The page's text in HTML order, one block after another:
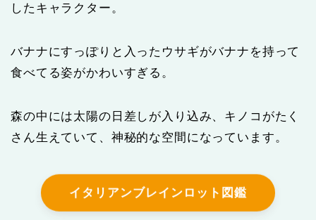
したキャラクター。
バナナにすっぽりと入ったウサギがバナナを持って
食べてる姿がかわいすぎる。
森の中には太陽の日差しが入り込み、キノコがたく
さん生えていて、神秘的な空間になっています。
イタリアンブレインロット図鑑